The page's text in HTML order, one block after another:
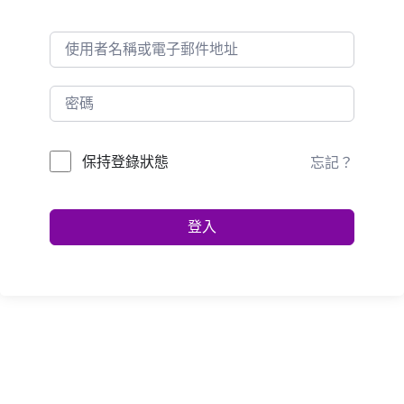
保持登錄狀態 忘記？
登入